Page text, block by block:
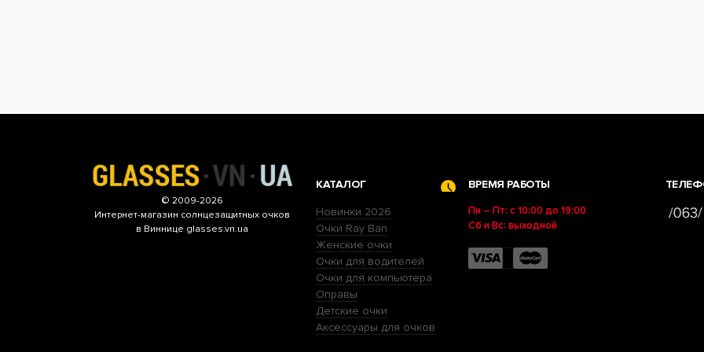
© 2009-2026
Интернет-магазин солнцезащитных очков
в Виннице glasses.vn.ua
КАТАЛОГ
Новинки 2026
Очки Ray Ban
Женские очки
Очки для водителей
Очки для компьютера
Оправы
Детские очки
Аксессуары для очков
ВРЕМЯ РАБОТЫ
Пн – Пт: с 10:00 до 19:00
Сб и Вс: выходной